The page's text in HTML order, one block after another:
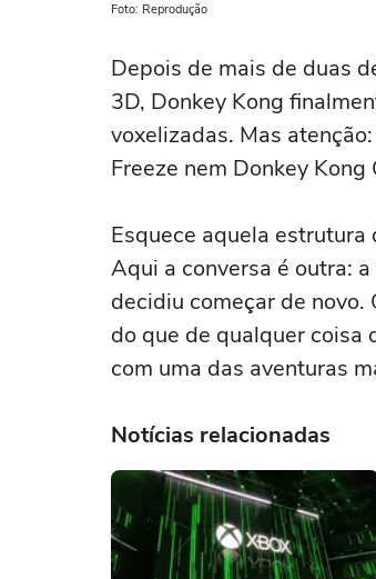
Foto: Reprodução
Depois de mais de duas
3D, Donkey Kong
voxelizadas. Mas
Freeze nem Donkey
Esquece aquela
Aqui a conversa é outra:
decidiu começar de
do que de qualquer
com uma das aventuras
Notícias relacionadas